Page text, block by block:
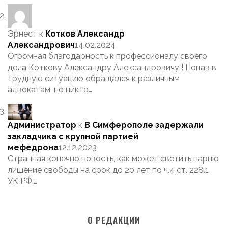
Эрнест к Котков Александр
Александрович14.02.2024
Огромная благодарность к профессионалу своего
дела Коткову Александру Александровичу ! Попав в
трудную ситуацию обращался к различным
адвокатам, но никто…
Администратор к В Симферополе задержали
закладчика с крупной партией
мефедрона12.12.2023
Странная конечно новость, как может светить парню
лишение свободы на срок до 20 лет по ч.4 ст. 228.1
УК РФ,…
О РЕДАКЦИИ